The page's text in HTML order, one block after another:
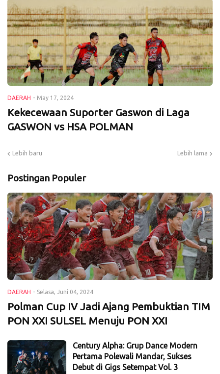
DAERAH - May 17, 2024
Kekecewaan Suporter Gaswon di Laga
GASWON vs HSA POLMAN
Lebih baru Lebih lama
Postingan Populer
DAERAH - Selasa, Juni 04, 2024
Polman Cup IV Jadi Ajang Pembuktian TIM
PON XXI SULSEL Menuju PON XXI
Century Alpha: Grup Dance Modern
Pertama Polewali Mandar, Sukses
Debut di Gigs Setempat Vol. 3